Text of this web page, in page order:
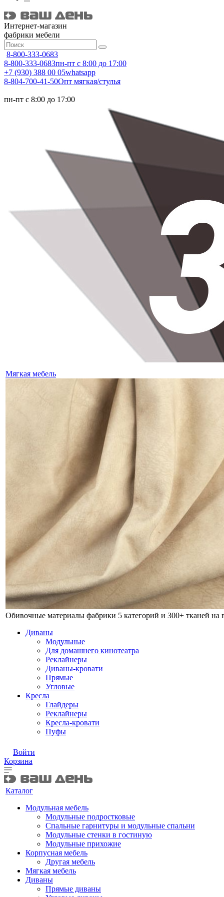
Интернет-магазин
фабрики мебели
8-800-333-0683
8-800-333-0683пн-пт с 8:00 до 17:00
+7 (930) 388 00 05whatsapp
8-804-700-41-50Опт мягкая/стулья
пн-пт с 8:00 до 17:00
Мягкая мебель
Обивочные материалы фабрики 5 категорий и 300+ тканей на
Диваны
Модульные
Для домашнего кинотеатра
Реклайнеры
Диваны-кровати
Прямые
Угловые
Кресла
Глайдеры
Реклайнеры
Кресла-кровати
Пуфы
Войти
Корзина
Каталог
Модульная мебель
Модульные подростковые
Спальные гарнитуры и модульные спальни
Модульные стенки в гостиную
Модульные прихожие
Корпусная мебель
Другая мебель
Мягкая мебель
Диваны
Прямые диваны